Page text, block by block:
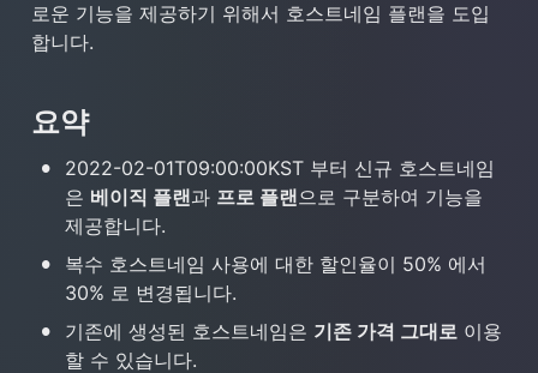
로운 기능을 제공하기 위해서 호스트네임 플랜을 도입
합니다.
요약
•
2022-02-01T09:00:00KST 부터 신규 호스트네임
은 베이직 플랜과 프로 플랜으로 구분하여 기능을
제공합니다.
•
복수 호스트네임 사용에 대한 할인율이 50% 에서
30% 로 변경됩니다.
• 기존에 생성된 호스트네임은 기존 가격 그대로 이용
할 수 있습니다.